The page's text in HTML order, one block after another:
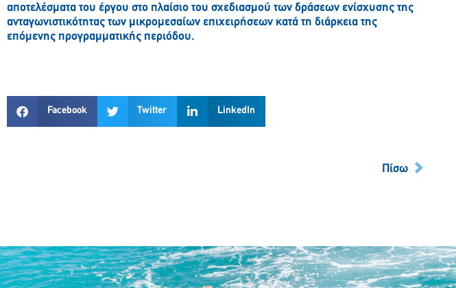
αποτελέσματα του έργου στο πλαίσιο του σχεδιασμού των δράσεων ενίσχυσης της
ανταγωνιστικότητας των μικρομεσαίων επιχειρήσεων κατά τη διάρκεια της
επόμενης προγραμματικής περιόδου.
Facebook Twitter LinkedIn
Πίσω